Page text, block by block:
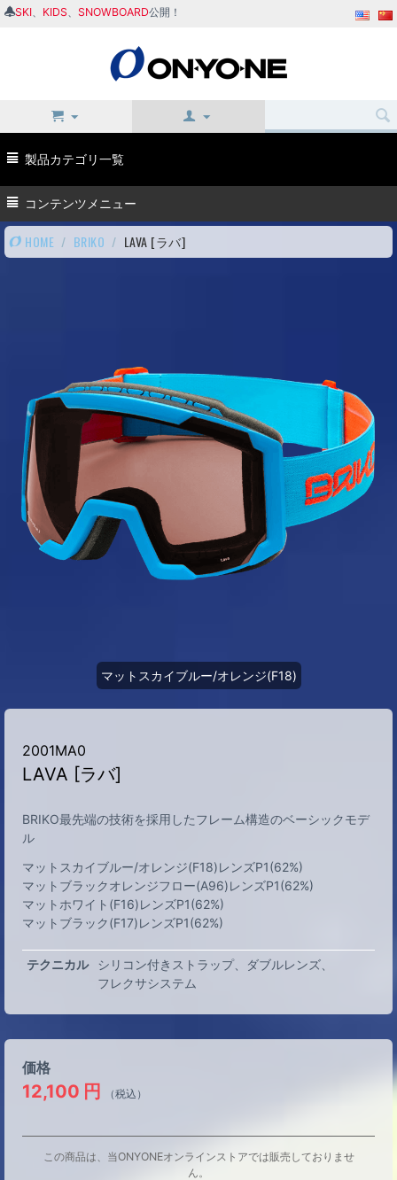
SKI KIDS SNOWBOARD公開！
製品カテゴリ一覧
コンテンツメニュー
HOME / BRIKO / LAVA [ラバ]
マットスカイブルー/オレンジ(F18)
2001MA0
LAVA [ラバ]
BRIKO最先端の技術を採用したフレーム構造のベーシックモデ
ル
マットスカイブルー/オレンジ(F18)レンズP1(62%)
マットブラックオレンジフロー(A96)レンズP1(62%)
マットホワイト(F16)レンズP1(62%)
マットブラック(F17)レンズP1(62%)
テクニカル シリコン付きストラップ
ダブルレンズ
フレクサシステム
価格
12,100 円 （税込）
この商品は、当ONYONEオンラインストアでは販売しておりませ
ん。